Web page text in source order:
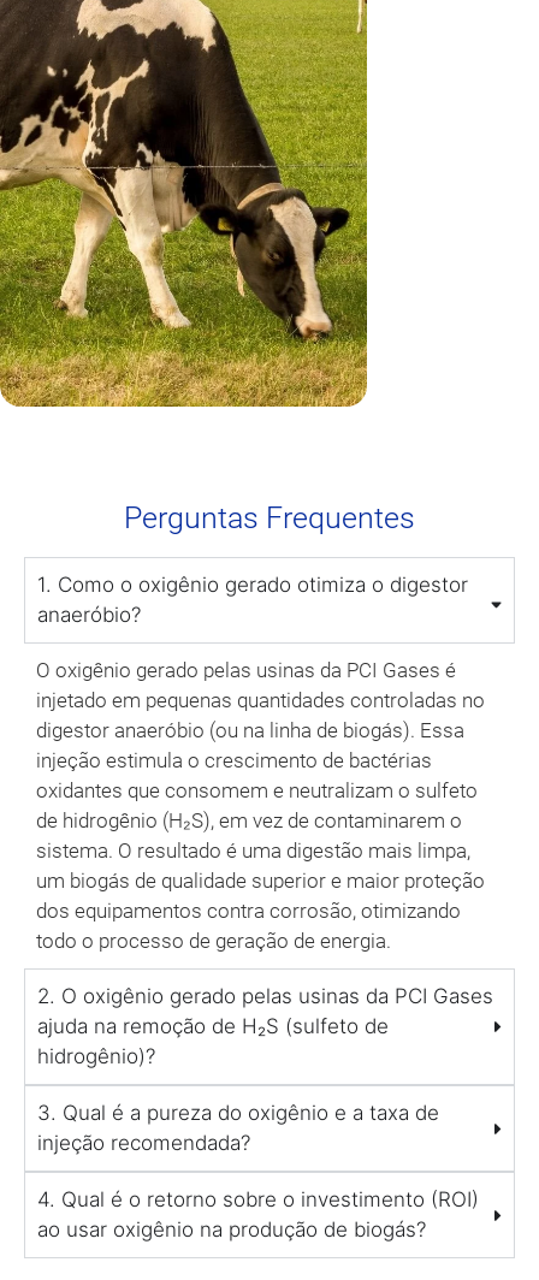
Perguntas Frequentes
1. Como o oxigênio gerado otimiza o digestor
anaeróbio?
O oxigênio gerado pelas usinas da PCI Gases é
injetado em pequenas quantidades controladas no
digestor anaeróbio (ou na linha de biogás). Essa
injeção estimula o crescimento de bactérias
oxidantes que consomem e neutralizam o sulfeto
de hidrogênio (H₂S), em vez de contaminarem o
sistema. O resultado é uma digestão mais limpa,
um biogás de qualidade superior e maior proteção
dos equipamentos contra corrosão, otimizando
todo o processo de geração de energia.
2. O oxigênio gerado pelas usinas da PCI Gases
ajuda na remoção de H₂S (sulfeto de
hidrogênio)?
3. Qual é a pureza do oxigênio e a taxa de
injeção recomendada?
4. Qual é o retorno sobre o investimento (ROI)
ao usar oxigênio na produção de biogás?